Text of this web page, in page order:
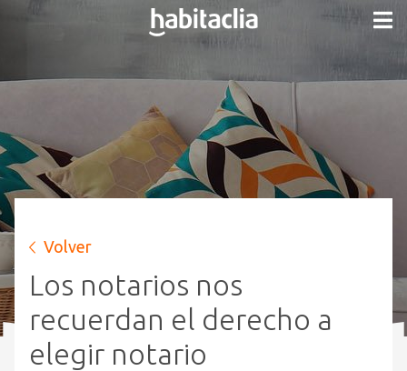
Volver
Los notarios nos
recuerdan el derecho a
elegir notario